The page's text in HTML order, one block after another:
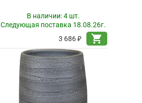
В наличии:4 шт.
Следующая поставка 18.08.26г.
3 686 ₽
shopping_cart